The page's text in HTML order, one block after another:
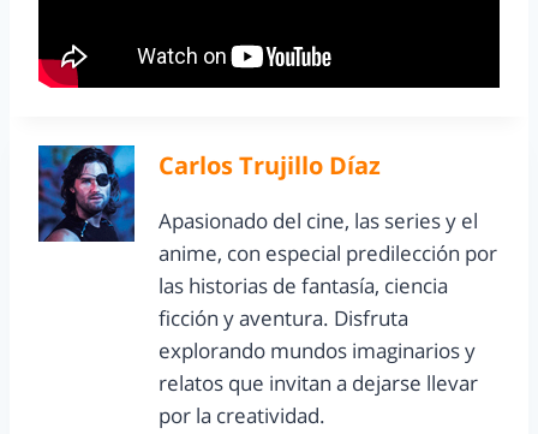
Carlos Trujillo Díaz
Apasionado del cine, las series y el
anime, con especial predilección por
las historias de fantasía, ciencia
ficción y aventura. Disfruta
explorando mundos imaginarios y
relatos que invitan a dejarse llevar
por la creatividad.